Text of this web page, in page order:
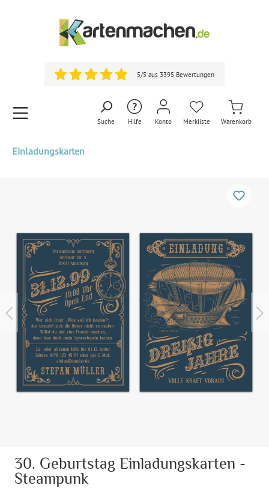
5/5 aus 3395 Bewertungen
Suche Hilfe Konto Merkliste Warenkorb
Einladungskarten
30. Geburtstag Einladungskarten -
Steampunk